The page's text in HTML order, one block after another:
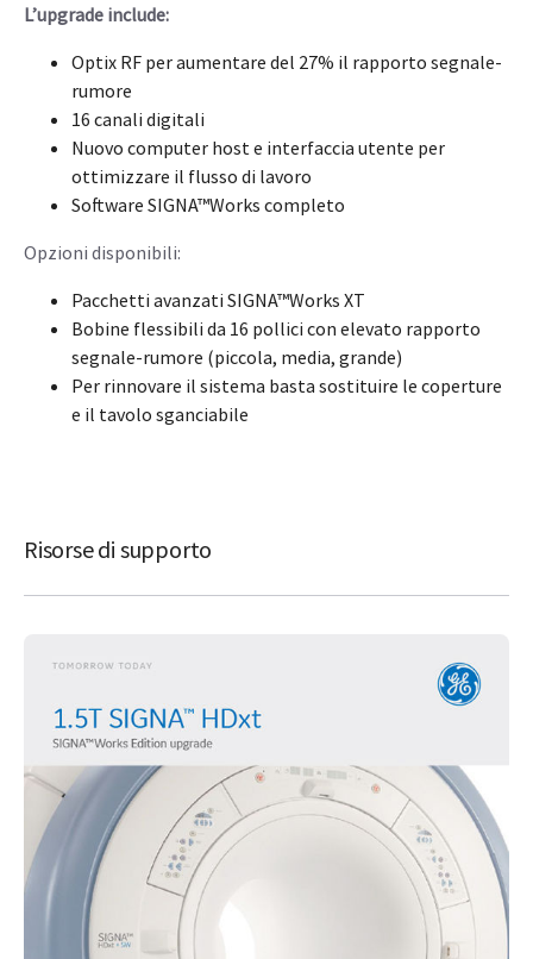
L’upgrade include:
Optix RF per aumentare del 27% il rapporto segnale-
rumore
16 canali digitali
Nuovo computer host e interfaccia utente per
ottimizzare il flusso di lavoro
Software SIGNA™Works completo
Opzioni disponibili:
Pacchetti avanzati SIGNA™Works XT
Bobine flessibili da 16 pollici con elevato rapporto
segnale-rumore (piccola, media, grande)
Per rinnovare il sistema basta sostituire le coperture
e il tavolo sganciabile
Risorse di supporto